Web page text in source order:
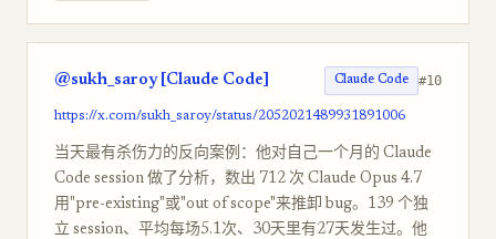
@sukh_saroy [Claude Code] Claude Code #10
https://x.com/sukh_saroy/status/2052021489931891006
当天最有杀伤力的反向案例：他对自己一个月的 Claude
Code session 做了分析，数出 712 次 Claude Opus 4.7
用"pre-existing"或"out of scope"来推卸 bug。139 个独
立 session、平均每场5.1次、30天里有27天发生过。他